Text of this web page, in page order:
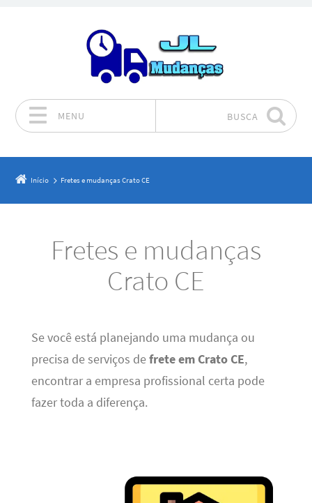
MENU BUSCA
Início Fretes e mudanças Crato CE
Fretes e mudanças
Crato CE
Se você está planejando uma mudança ou
precisa de serviços defrete em Crato CE,
encontrar a empresa profissional certa pode
fazer toda a diferença.